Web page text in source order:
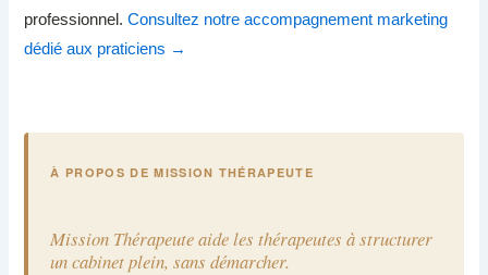
professionnel.Consultez notre accompagnement marketing
dédié aux praticiens →
À PROPOS DE MISSION THÉRAPEUTE
Mission Thérapeute aide les thérapeutes à structurer
un cabinet plein, sans démarcher.